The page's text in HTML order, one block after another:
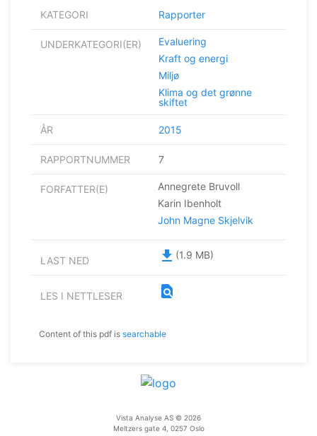
KATEGORI Rapporter
UNDERKATEGORI(ER)
Evaluering
Kraft og energi
Miljø
Klima og det grønne
skiftet
ÅR 2015
RAPPORTNUMMER 7
FORFATTER(E)
Annegrete Bruvoll
Karin Ibenholt
John Magne Skjelvik
LAST NED file_download (1.9 MB)
LES I NETTLESER find_in_page
Content of this pdf is searchable
Vista Analyse AS © 2026
Meltzers gate 4, 0257 Oslo